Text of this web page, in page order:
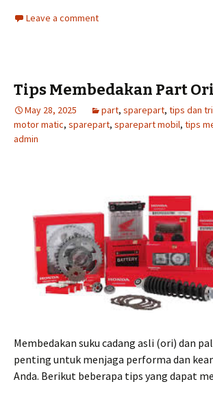
Leave a comment
Tips Membedakan Part
May 28, 2025 part, sparepart, tips dan
motor matic, sparepart, sparepart mobil, tips
admin
Membedakan suku cadang asli (ori) dan
penting untuk menjaga performa dan
Anda. Berikut beberapa tips yang dapat